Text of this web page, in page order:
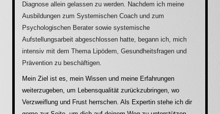
Diagnose allein gelassen zu werden. Nachdem ich meine
Ausbildungen zum Systemischen Coach und zum
Psychologischen Berater sowie systemische
Aufstellungsarbeit abgeschlossen hatte, begann ich, mich
intensiv mit dem Thema Lipödem, Gesundheitsfragen und
Prävention zu beschäftigen.
Mein Ziel ist es, mein Wissen und meine Erfahrungen
weiterzugeben, um Lebensqualität zurückzubringen, wo
Verzweiflung und Frust herrschen. Als Expertin stehe ich dir